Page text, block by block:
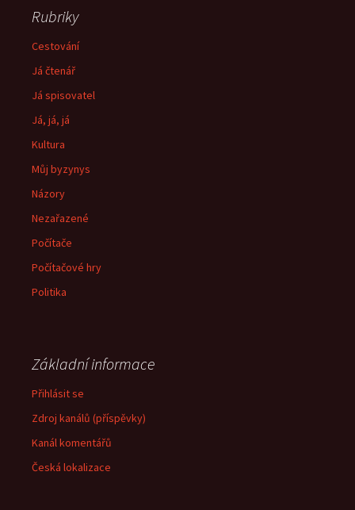
Rubriky
Cestování
Já čtenář
Já spisovatel
Já, já, já
Kultura
Můj byzynys
Názory
Nezařazené
Počítače
Počítačové hry
Politika
Základní informace
Přihlásit se
Zdroj kanálů (příspěvky)
Kanál komentářů
Česká lokalizace